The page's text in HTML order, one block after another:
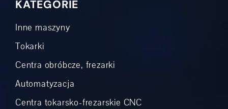
KATEGORIE
Inne maszyny
Tokarki
Centra obróbcze, frezarki
Automatyzacja
Centra tokarsko-frezarskie CNC